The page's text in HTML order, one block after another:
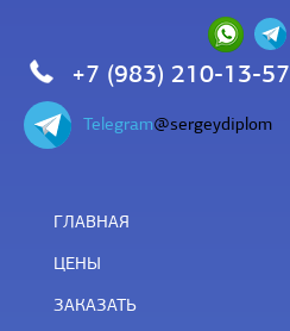
+7 (983) 210-13-57
Telegram@sergeydiplom
ГЛАВНАЯ
ЦЕНЫ
ЗАКАЗАТЬ